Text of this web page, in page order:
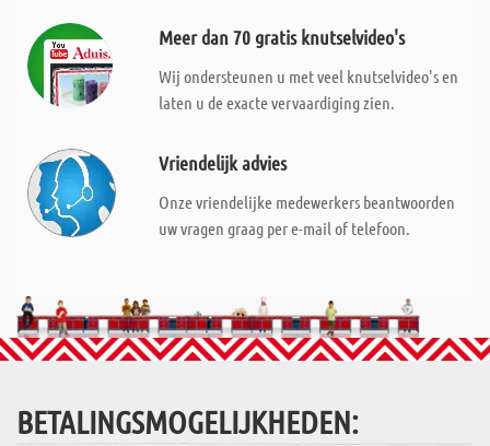
Meer dan 70 gratis knutselvideo's
Wij ondersteunen u met veel knutselvideo's en
laten u de exacte vervaardiging zien.
Vriendelijk advies
Onze vriendelijke medewerkers beantwoorden
uw vragen graag per e-mail of telefoon.
BETALINGSMOGELIJKHEDEN: